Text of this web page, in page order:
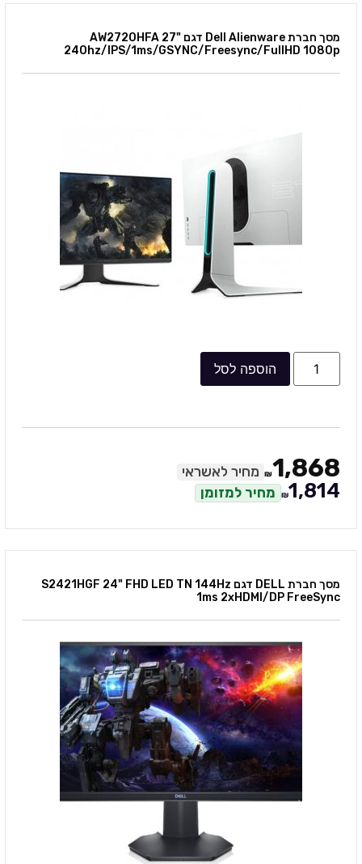
מסך חברת Dell Alienware דגם AW2720HFA 27"
240hz/IPS/1ms/GSYNC/Freesync/FullHD 1080p
הוספה לסל
₪ 1,868 מחיר לאשראי
₪1,814 מחיר למזומן
מסך חברת DELL דגם S2421HGF 24" FHD LED TN 144Hz
1ms 2xHDMI/DP FreeSync